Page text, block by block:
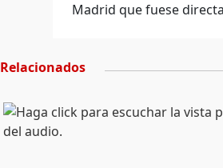
Madrid que fuese
Relacionados